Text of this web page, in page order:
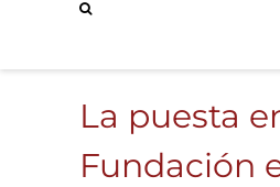
La puesta
Fundación